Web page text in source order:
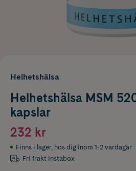
Helhetshälsa
Helhetshälsa MSM
kapslar
232 kr
Finns i lager, hos dig inom 1-2 vardagar
Fri frakt Instabox